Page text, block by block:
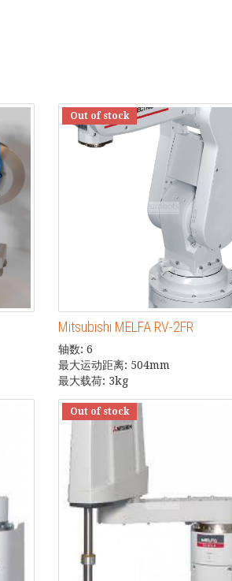
Out of stock
Mitsubishi MELFA RV-2FR
轴数: 6
最大运动距离: 504mm
最大载荷: 3kg
Out of stock